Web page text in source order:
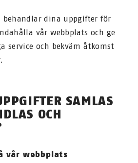
behandlar dina uppgifter för
vår webbplats och ge
service och bekväm åtkomst
SAMLAS
OCH
vår webbplats